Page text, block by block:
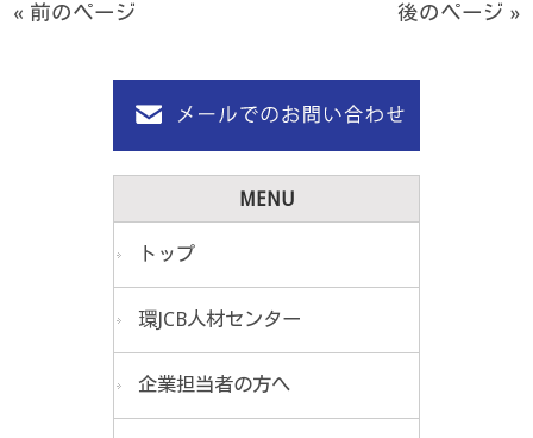
« 前のページ 後のページ »
MENU
トップ
環JCB人材センター
企業担当者の方へ